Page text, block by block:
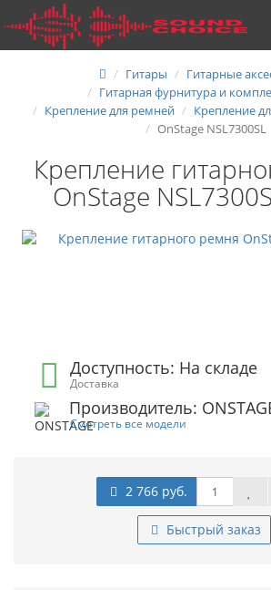
Гитары
Гитарные
Гитарная фурнитура и
Крепление для ремней
Крепление
OnStage NSL7300SL
Крепление
OnStage
Доступность: На складе
Доставка
Производитель:
Смотреть все модели
2 766 руб.
Быстрый заказ